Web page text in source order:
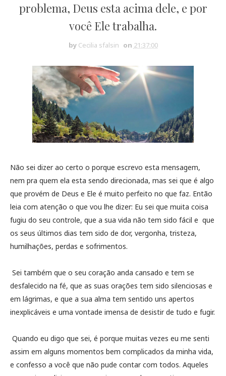
problema, Deus esta acima dele, e por
você Ele trabalha.
by Cecilia sfalsin on 21:37:00
Não sei dizer ao certo o porque escrevo esta mensagem,
nem pra quem ela esta sendo direcionada, mas sei que é algo
que provém de Deus e Ele é muito perfeito no que faz. Então
leia com atenção o que vou lhe dizer: Eu sei que muita coisa
fugiu do seu controle, que a sua vida não tem sido fácil e que
os seus últimos dias tem sido de dor, vergonha, tristeza,
humilhações, perdas e sofrimentos.
Sei também que o seu coração anda cansado e tem se
desfalecido na fé, que as suas orações tem sido silenciosas e
em lágrimas, e que a sua alma tem sentido uns apertos
inexplicáveis e uma vontade imensa de desistir de tudo e fugir.
Quando eu digo que sei, é porque muitas vezes eu me senti
assim em alguns momentos bem complicados da minha vida,
e confesso a você que não pude contar com todos. Aqueles